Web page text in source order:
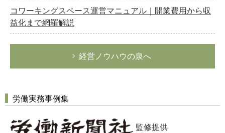
コワーキングスペース運営マニュアル｜開業費用から収
益化まで網羅解説
経営ノウハウの泉へ
労働実務事例集
監修提供